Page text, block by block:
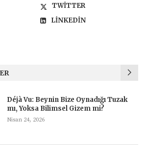
TWITTER
LINKEDIN
Déjà Vu: Beynin Bize Oynadığı Tuzak
mı, Yoksa Bilimsel Gizem mi?
Nisan 24, 2026